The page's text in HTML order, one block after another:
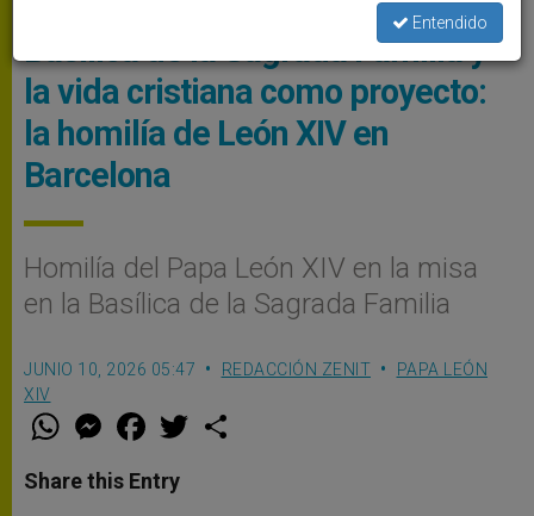
Basílica de la Sagrada Familia y
la vida cristiana como proyecto:
la homilía de León XIV en
Barcelona
Homilía del Papa León XIV en la misa
en la Basílica de la Sagrada Familia
JUNIO 10, 2026 05:47 REDACCIÓN ZENIT
PAPA LEÓN
XIV
W
t
s
M
e
s
e
F
a
e
b
w
Share this Entry
Entendido